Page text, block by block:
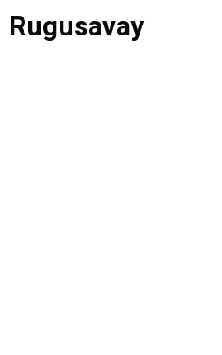
Saltar
alRugusavay